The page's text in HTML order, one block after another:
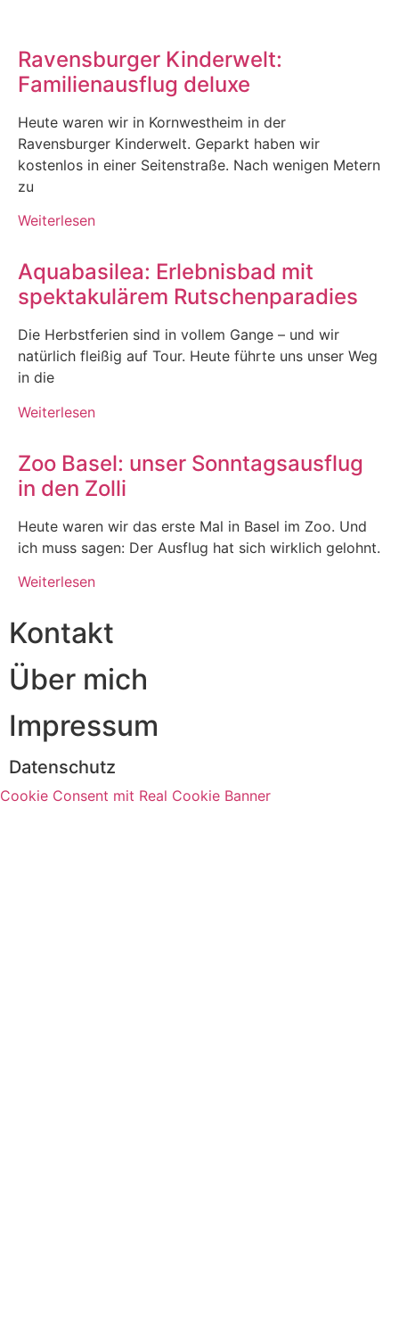
Ravensburger Kinderwelt:
Familienausflug deluxe
Heute waren wir in Kornwestheim in der
Ravensburger Kinderwelt. Geparkt haben wir
kostenlos in einer Seitenstraße. Nach wenigen Metern
zu
Weiterlesen
Aquabasilea: Erlebnisbad mit
spektakulärem Rutschenparadies
Die Herbstferien sind in vollem Gange – und wir
natürlich fleißig auf Tour. Heute führte uns unser Weg
in die
Weiterlesen
Zoo Basel: unser Sonntagsausflug
in den Zolli
Heute waren wir das erste Mal in Basel im Zoo. Und
ich muss sagen: Der Ausflug hat sich wirklich gelohnt.
Weiterlesen
Kontakt
Über mich
Impressum
Datenschutz
Cookie Consent mit Real Cookie Banner